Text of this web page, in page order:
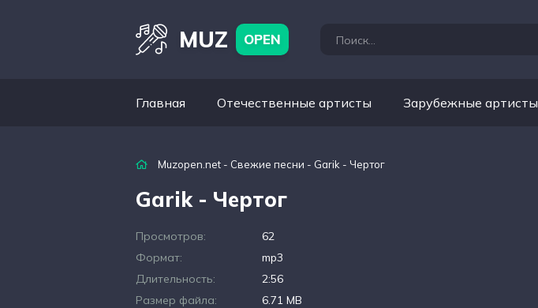
MUZ OPEN
Главная Отечественные артисты Зарубежные артисты
Muzopen.net - Свежие песни - Garik - Чертог
Garik - Чертог
Просмотров:
62
Формат:
mp3
Длительность:
2:56
Размер файла:
6.71 MB